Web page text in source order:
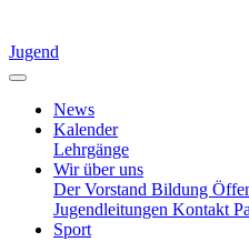
Jugend
News
Kalender
Lehrgänge
Wir über uns
Der Vorstand Bildung
Jugendleitungen Kontakt
Sport